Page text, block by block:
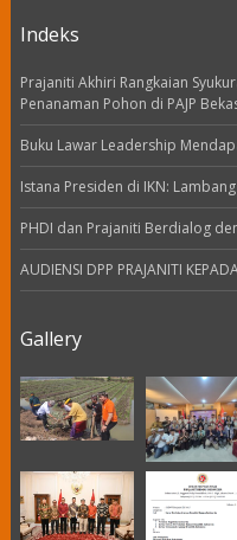
Indeks
Prajaniti Akhiri Rangkaian
Penanaman Pohon di PAJP
Buku Lawar Leadership
Istana Presiden di IKN:
PHDI dan Prajaniti Berdialog
AUDIENSI DPP PRAJANITI
Gallery